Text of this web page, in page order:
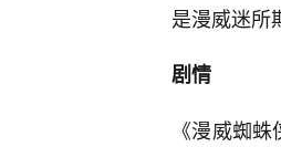
是漫威迷所
剧情
《漫威蜘